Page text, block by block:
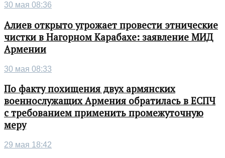
30 мая 08:36
Алиев открыто угрожает провести этнические
чистки в Нагорном Карабахе: заявление МИД
Армении
30 мая 08:33
По факту похищения двух армянских
военнослужащих Армения обратилась в ЕСПЧ
с требованием применить промежуточную
меру
29 мая 18:42